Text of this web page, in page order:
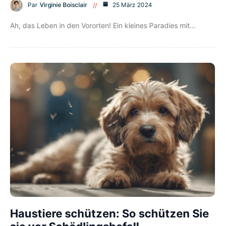
Par Virginie Boisclair 25 März 2024
Ah, das Leben in den Vororten! Ein kleines Paradies mit…
Haustiere schützen: So schützen Sie